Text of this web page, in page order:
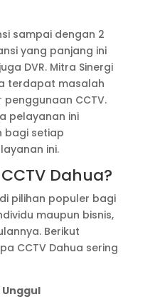
sampai dengan 2
yang panjang ini
DVR. Mitra Sinergi
terdapat masalah
CCTV.
pelayanan ini
bagi setiap
ini.
Dahua?
pilihan populer bagi
maupun bisnis,
Berikut
CCTV Dahua sering